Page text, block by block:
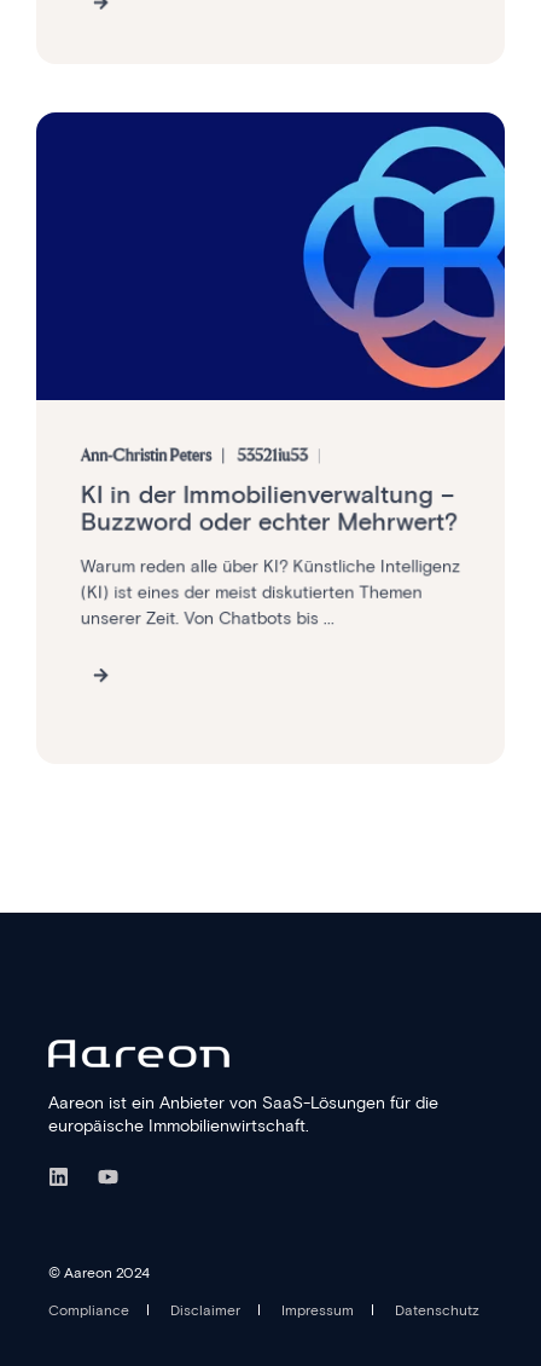
Ann-Christin Peters 53521iu53
KI in der Immobilienverwaltung –
Buzzword oder echter Mehrwert?
Warum reden alle über KI? Künstliche Intelligenz
(KI) ist eines der meist diskutierten Themen
unserer Zeit. Von Chatbots bis ...
Aareon ist ein Anbieter von SaaS-Lösungen für die
europäische Immobilien­wirtschaft.
© Aareon 2024
Compliance Disclaimer Impressum Datenschutz